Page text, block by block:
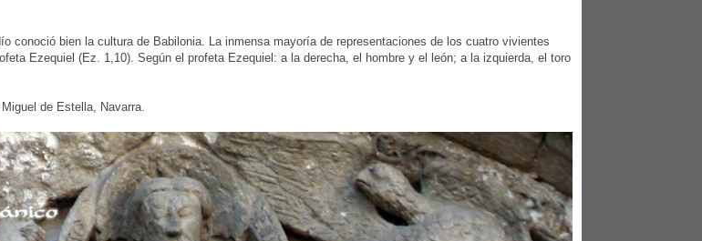
conoció bien la cultura de Babilonia. La inmensa mayoría de representaciones de los cuatro vivientes
Ezequiel (Ez. 1,10). Según el profeta Ezequiel: a la derecha, el hombre y el león; a la izquierda, el toro
de Estella, Navarra.